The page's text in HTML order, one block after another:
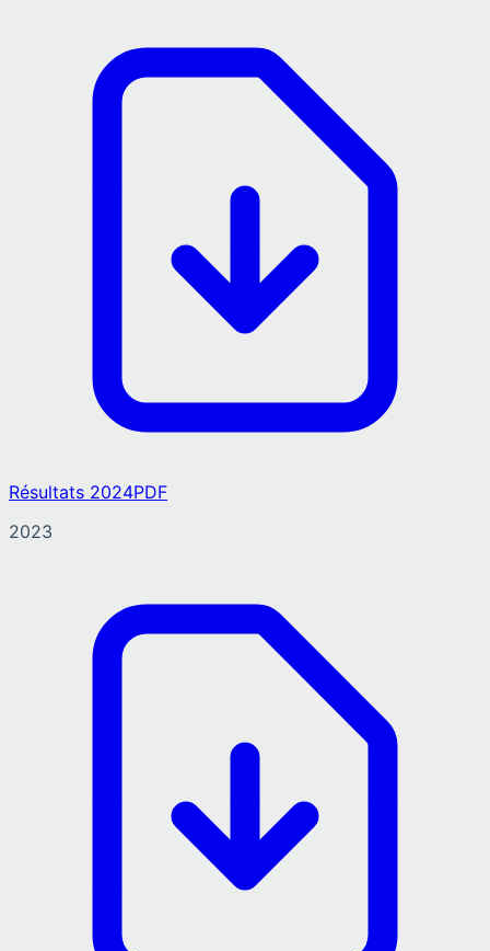
Résultats 2024PDF
2023